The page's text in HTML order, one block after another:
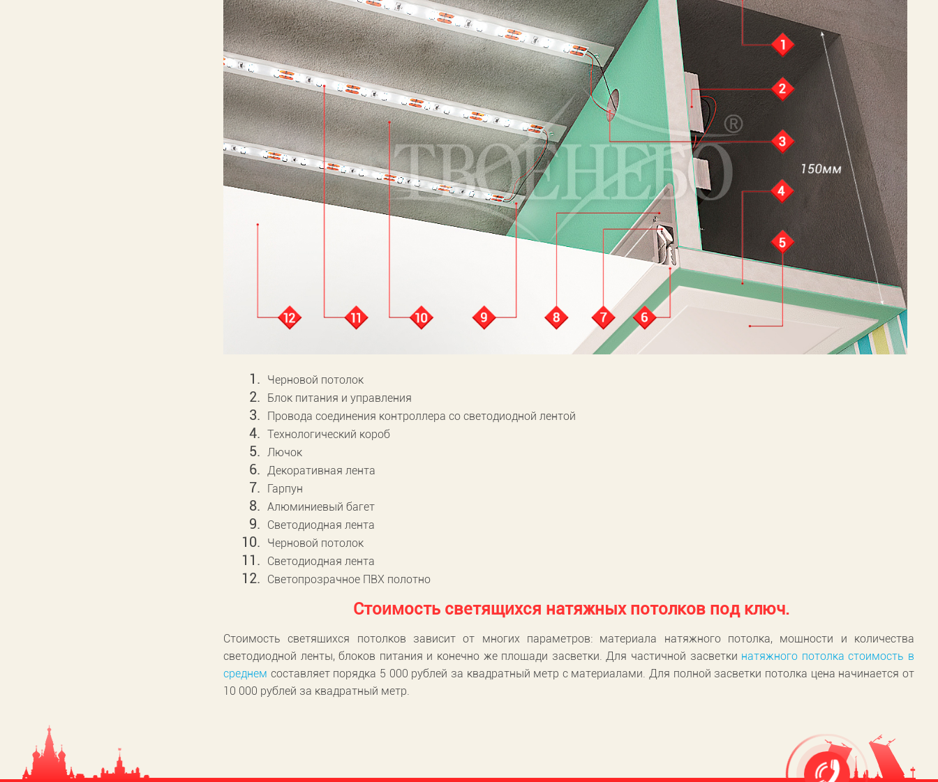
Черновой потолок
Блок питания и управления
Провода соединения контроллера со светодиодной лентой
Технологический короб
Лючок
Декоративная лента
Гарпун
Алюминиевый багет
Светодиодная лента
Черновой потолок
Светодиодная лента
Светопрозрачное ПВХ полотно
Стоимость светящихся натяжных потолков под ключ.
Стоимость светящихся потолков зависит от многих параметров: материала натяжного потолка, мощности и количества
светодиодной ленты, блоков питания и конечно же площади засветки. Для частичной засветки натяжного потолка стоимость в
среднем составляет порядка 5 000 рублей за квадратный метр с материалами. Для полной засветки потолка цена начинается от
10 000 рублей за квадратный метр.